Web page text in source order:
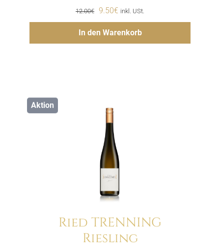
12.00€ Ursprünglicher
Preis
war:
9.50€ Aktueller
Preis
ist:
inkl. USt.
In den Warenkorb
Hinzufügen
Aktion
Ried TRENNING
Riesling